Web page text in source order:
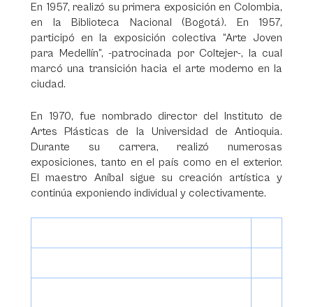
En 1957, realizó su primera exposición en Colombia,
en la Biblioteca Nacional (Bogotá). En 1957,
participó en la exposición colectiva “Arte Joven
para Medellín”, -patrocinada por Coltejer-, la cual
marcó una transición hacia el arte moderno en la
ciudad.
En 1970, fue nombrado director del Instituto de
Artes Plásticas de la Universidad de Antioquia.
Durante su carrera, realizó numerosas
exposiciones, tanto en el país como en el exterior.
El maestro Aníbal sigue su creación artística y
continúa exponiendo individual y colectivamente.